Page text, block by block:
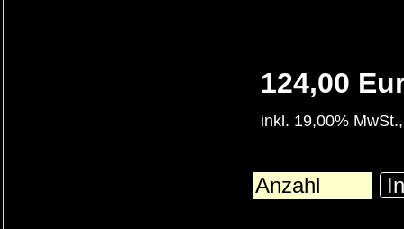
124,00
inkl. 19,00%